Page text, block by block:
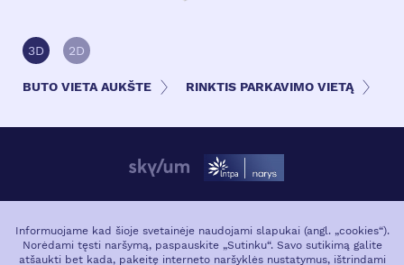
3D 2D
BUTO VIETA AUKŠTE RINKTIS PARKAVIMO VIETĄ
VIETA MIESTE
GALERIJA
Informuojame kad šioje svetainėje naudojami slapukai (angl. „cookies“).
Norėdami tęsti naršymą, paspauskite „Sutinku“. Savo sutikimą galite
atšaukti bet kada, pakeitę interneto naršyklės nustatymus, ištrindami